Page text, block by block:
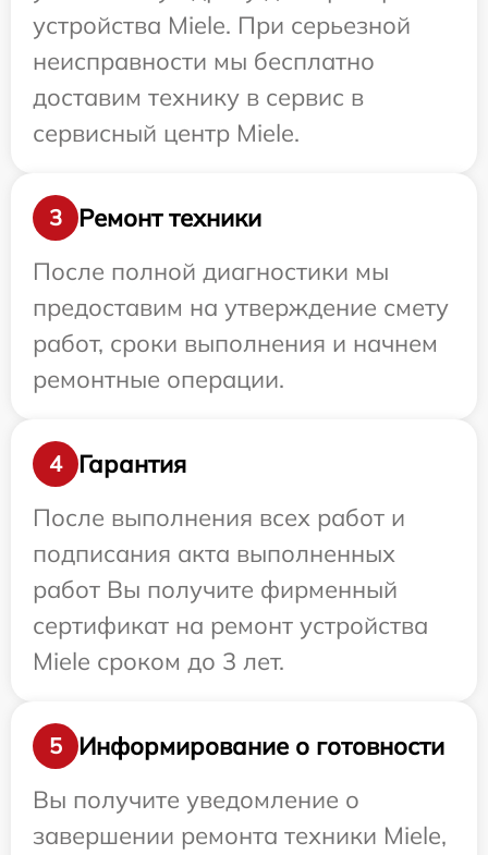
устройства Miele. При серьезной
неисправности мы бесплатно
доставим технику в сервис в
сервисный центр Miele.
3
Ремонт техники
После полной диагностики мы
предоставим на утверждение смету
работ, сроки выполнения и начнем
ремонтные операции.
4
Гарантия
После выполнения всех работ и
подписания акта выполненных
работ Вы получите фирменный
сертификат на ремонт устройства
Miele сроком до 3 лет.
5
Информирование о готовности
Вы получите уведомление о
завершении ремонта техники Miele,